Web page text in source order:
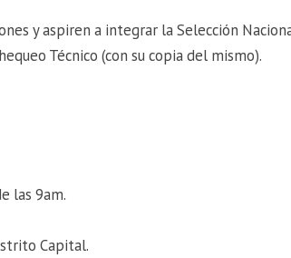
y aspiren a integrar la Selección
Técnico (con su copia del mismo).
las 9am.
Capital.